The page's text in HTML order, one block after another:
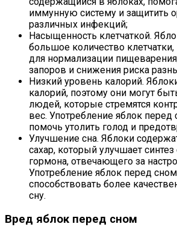
иммунную систему и защитить
различных инфекций;
Насыщенность клетчаткой.
большое количество клетчатки,
для нормализации
запоров и снижения риска
Низкий уровень калорий.
калорий, поэтому они могут
людей, которые стремятся
вес. Употребление яблок
помочь утолить голод и
Улучшение сна. Яблоки
сахар, который улучшает синтез
гормона, отвечающего за
Употребление яблок перед
способствовать более
сну.
Вред яблок перед сном